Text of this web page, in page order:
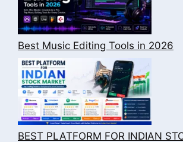
Best Music Editing Tools in 2026
BEST PLATFORM FOR INDIAN